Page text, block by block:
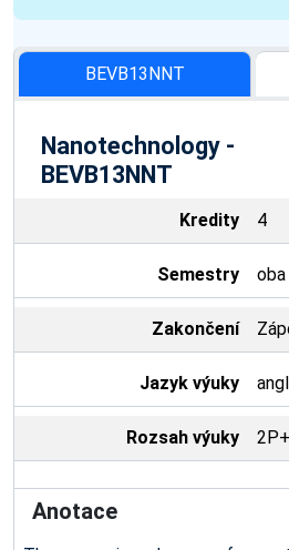
BEVB13NNT
Nanotechnology -
BEVB13NNT
Kredity 4
Semestry oba
Zakončení
Jazyk výuky
Rozsah výuky
Anotace